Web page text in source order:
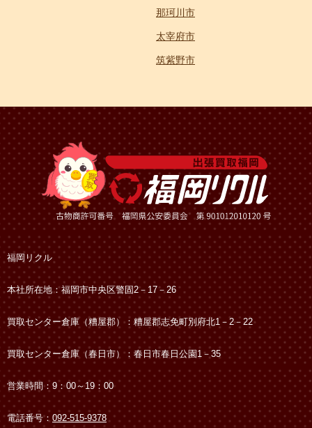
那珂川市
太宰府市
筑紫野市
福岡リクル
本社所在地：福岡市中央区警固2－17－26
買取センター倉庫（糟屋郡）：糟屋郡志免町別府北1－2－22
買取センター倉庫（春日市）：春日市春日公園1－35
営業時間：9：00～19：00
電話番号： 092-515-9378